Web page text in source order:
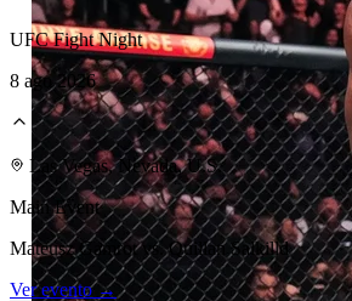
Laboratorio Técnico
UFC Fight Night
8 ago 2026
Las Vegas, Nevada, U.S.
Main Event
Mateusz Gamrot vs. Quillan Salkilld
Ver evento →